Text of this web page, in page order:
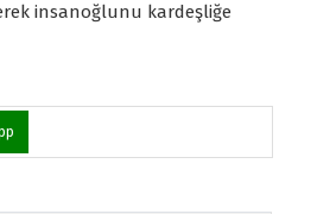
insanoğlunu kardeşliğe